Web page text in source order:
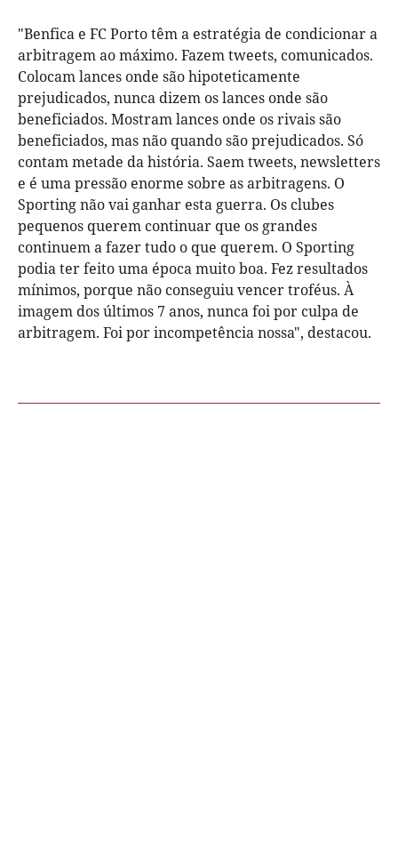
"Benfica e FC Porto têm a estratégia de condicionar a
arbitragem ao máximo. Fazem tweets, comunicados.
Colocam lances onde são hipoteticamente
prejudicados, nunca dizem os lances onde são
beneficiados. Mostram lances onde os rivais são
beneficiados, mas não quando são prejudicados. Só
contam metade da história. Saem tweets, newsletters
e é uma pressão enorme sobre as arbitragens. O
Sporting não vai ganhar esta guerra. Os clubes
pequenos querem continuar que os grandes
continuem a fazer tudo o que querem. O Sporting
podia ter feito uma época muito boa. Fez resultados
mínimos, porque não conseguiu vencer troféus. À
imagem dos últimos 7 anos, nunca foi por culpa de
arbitragem. Foi por incompetência nossa", destacou.